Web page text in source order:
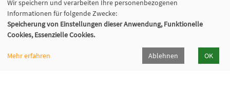
Öffnungszeiten
Mo-Do:
09:30 – 12:00 Uhr und
13:00 – 15:30 Uhr
Fr:
Wir speichern und verarbeiten Ihre personenbezogenen
Informationen für folgende Zwecke:
Speicherung von Einstellungen dieser Anwendung, Funktionelle
Cookies, Essenzielle Cookies.
Mehr erfahren Ablehnen OK